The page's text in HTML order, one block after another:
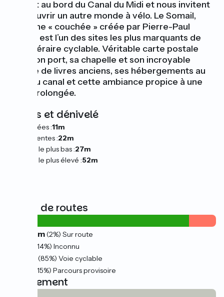
serrent au bord du Canal du Midi et nous invitent
à découvrir un autre monde à vélo. Le Somail,
ancienne « couchée » créée par Pierre-Paul
Riquet, est l’un des sites les plus marquants de
cet itinéraire cyclable. Véritable carte postale
avec son port, sa chapelle et son incroyable
librairie de livres anciens, ses hébergements au
bord du canal et cette ambiance propice à une
halte prolongée.
Pentes et dénivelé
Montées :11m
Descentes :22m
Point le plus bas :27m
Point le plus élevé :52m
Types de routes
0.34km(2%) Sur route
(14%) Inconnu
(85%) Voie cyclable
(15%) Parcours provisoire
Revêtement